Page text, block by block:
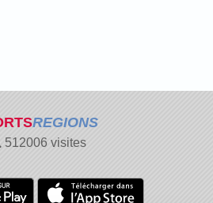
REGIONS
512006 visites